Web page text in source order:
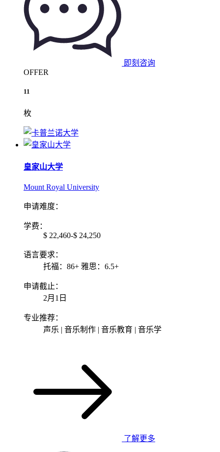
即刻咨询
OFFER
11
枚
皇家山大学
Mount Royal University
申请难度：
学费：
$ 22,460-$ 24,250
语言要求：
托福：86+ 雅思：6.5+
申请截止：
2月1日
专业推荐：
声乐 | 音乐制作 | 音乐教育 | 音乐学
了解更多